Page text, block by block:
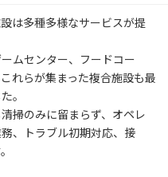
は多種多様なサービスが提
ムセンター、フードコー
れらが集まった複合施設も最
。
掃のみに留まらず、オペレ
、トラブル初期対応、接